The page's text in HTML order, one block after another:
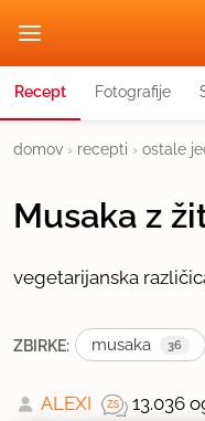
Recept Fotografije
domov › recepti › ostale
Musaka z
vegetarijanska
ZBIRKE: musaka 36
ALEXI 13.036